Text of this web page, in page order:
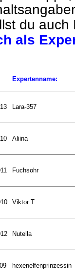
du
als
Expertenname:
Lara-357
Aliina
Fuchsohr
Viktor T
Nutella
hexenelfenprinzessin